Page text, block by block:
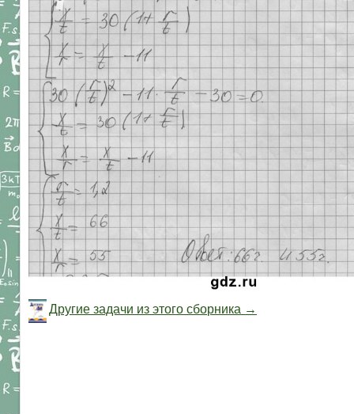
Другие задачи из этого сборника →